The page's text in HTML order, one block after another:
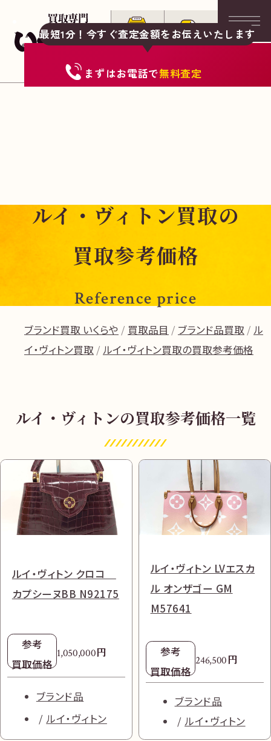
最短1分！今すぐ査定金額をお伝えいたします
まずはお電話で無料査定
料
今すぐ無料査定
10:00-19:00（年中無休）/通話料無料
無料相談 する
ルイ・ヴィトン買取の
買取参考価格
Reference price
ブランド買取 いくらや 買取品目 ブランド品買取
ル
イ・ヴィトン買取
ルイ・ヴィトン買取の買取参考価格
ルイ・ヴィトンの買取参考価格一覧
ルイ・ヴィトン クロコ
カプシーヌBB N92175
参考
買取価格
1,050,000円
ブランド品
ルイ・ヴィトン
ルイ・ヴィトン LVエスカ
ル オンザゴー GM
M57641
参考
買取価格
246,500円
ブランド品
ルイ・ヴィトン